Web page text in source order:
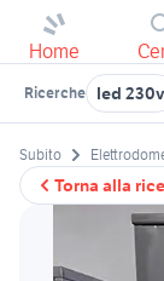
Home
Ricerche led 230v
Torna alla
Subito